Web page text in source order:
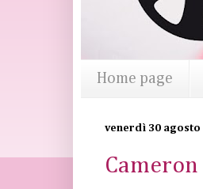
Home page
venerdì 30 agosto